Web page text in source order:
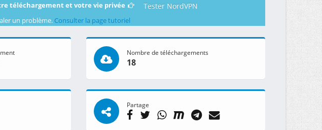
téléchargement et votre vie privée Tester NordVPN
un problème. Consulter la page tutoriel
Nombre de téléchargements
18
Partage